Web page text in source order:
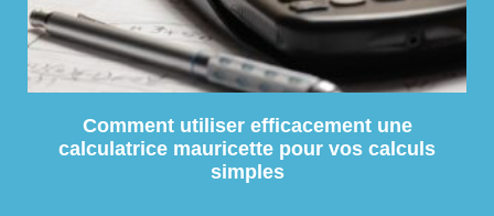
Comment utiliser efficacement une
calculatrice mauricette pour vos calculs
simples